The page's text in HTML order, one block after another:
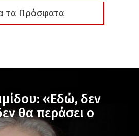
τα Πρόσφατα
«Εδώ, δεν
θα περάσει ο